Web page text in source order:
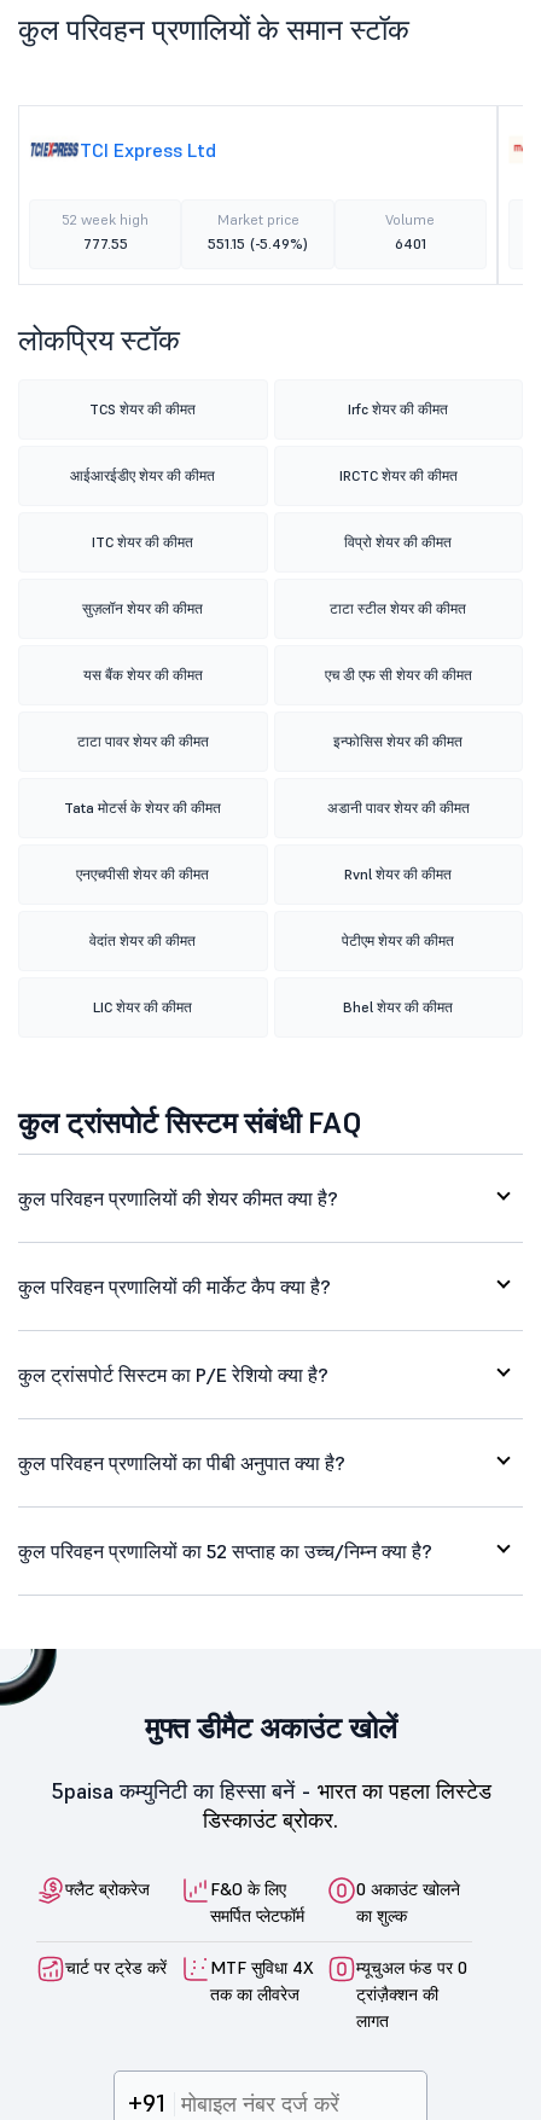
कुल परिवहन प्रणालियों के समान स्टॉक
TCI Express Ltd
52 week high
777.55
Market price
551.15 (-5.49%)
Volume
6401
लोकप्रिय स्टॉक
TCS शेयर की कीमत Irfc शेयर की कीमत
आईआरईडीए शेयर की कीमत IRCTC शेयर की कीमत
ITC शेयर की कीमत विप्रो शेयर की कीमत
सुज़लॉन शेयर की कीमत टाटा स्टील शेयर की कीमत
यस बैंक शेयर की कीमत एच डी एफ सी शेयर की कीमत
टाटा पावर शेयर की कीमत इन्फोसिस शेयर की कीमत
Tata मोटर्स के शेयर की कीमत अडानी पावर शेयर की कीमत
एनएचपीसी शेयर की कीमत Rvnl शेयर की कीमत
वेदांत शेयर की कीमत पेटीएम शेयर की कीमत
LIC शेयर की कीमत Bhel शेयर की कीमत
कुल ट्रांसपोर्ट सिस्टम संबंधी FAQ
कुल परिवहन प्रणालियों की शेयर कीमत क्या है?
कुल परिवहन प्रणालियों की मार्केट कैप क्या है?
कुल ट्रांसपोर्ट सिस्टम का P/E रेशियो क्या है?
कुल परिवहन प्रणालियों का पीबी अनुपात क्या है?
कुल परिवहन प्रणालियों का 52 सप्ताह का उच्च/निम्न क्या है?
मुफ्त डीमैट अकाउंट खोलें
5paisa कम्युनिटी का हिस्सा बनें - भारत का पहला लिस्टेड
डिस्काउंट ब्रोकर.
फ्लैट ब्रोकरेज
F&O के लिए
समर्पित प्लेटफॉर्म
0 अकाउंट खोलने
का शुल्क
चार्ट पर ट्रेड करें
MTF सुविधा 4X
तक का लीवरेज
म्यूचुअल फंड पर 0
ट्रांज़ैक्शन की
लागत
+91